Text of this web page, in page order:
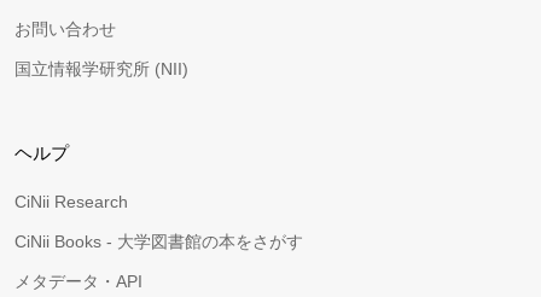
お問い合わせ
国立情報学研究所 (NII)
ヘルプ
CiNii Research
CiNii Books - 大学図書館の本をさがす
メタデータ・API